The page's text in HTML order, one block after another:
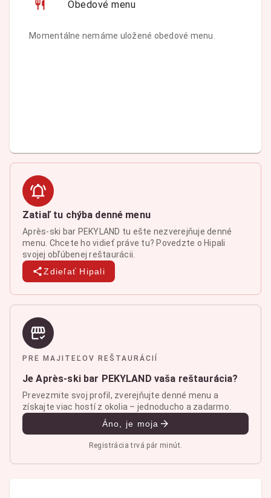
Obedové menu
Momentálne nemáme uložené obedové menu.
Zatiaľ tu chýba denné menu
Après-ski bar PEKYLAND tu ešte nezverejňuje denné
menu. Chcete ho vidieť práve tu? Povedzte o Hipali
svojej obľúbenej reštaurácii.
Zdieľať Hipali
PRE MAJITEĽOV REŠTAURÁCIÍ
Je Après-ski bar PEKYLAND vaša reštaurácia?
Prevezmite svoj profil, zverejňujte denné menu a
získajte viac hostí z okolia – jednoducho a zadarmo.
Áno, je moja
Registrácia trvá pár minút.